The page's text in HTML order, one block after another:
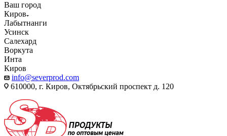
Ваш город
Киров
Лабытнанги
Усинск
Салехард
Воркута
Инта
Киров
info@severprod.com
610000, г. Киров, Октябрьский проспект д. 120